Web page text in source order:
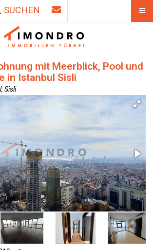
SUCHEN
mit Meerblick, Pool und
in Istanbul Sisli
Sisli